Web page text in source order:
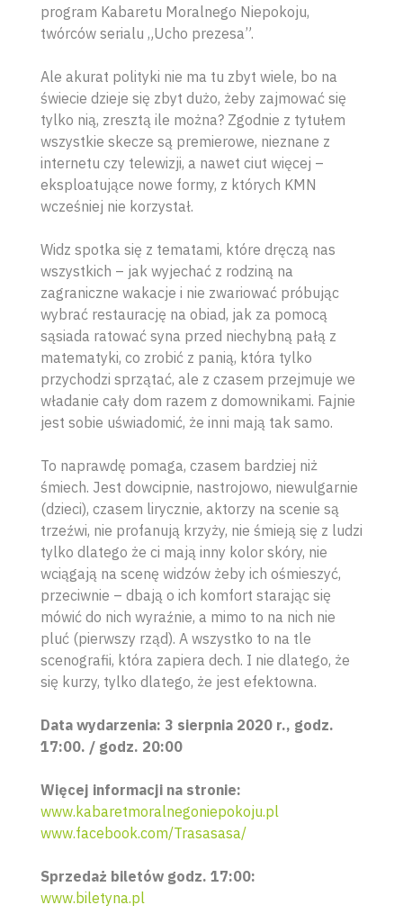
program Kabaretu Moralnego Niepokoju,
twórców serialu „Ucho prezesa”.
Ale akurat polityki nie ma tu zbyt wiele, bo na
świecie dzieje się zbyt dużo, żeby zajmować się
tylko nią, zresztą ile można? Zgodnie z tytułem
wszystkie skecze są premierowe, nieznane z
internetu czy telewizji, a nawet ciut więcej –
eksploatujące nowe formy, z których KMN
wcześniej nie korzystał.
Widz spotka się z tematami, które dręczą nas
wszystkich – jak wyjechać z rodziną na
zagraniczne wakacje i nie zwariować próbując
wybrać restaurację na obiad, jak za pomocą
sąsiada ratować syna przed niechybną pałą z
matematyki, co zrobić z panią, która tylko
przychodzi sprzątać, ale z czasem przejmuje we
władanie cały dom razem z domownikami. Fajnie
jest sobie uświadomić, że inni mają tak samo.
To naprawdę pomaga, czasem bardziej niż
śmiech. Jest dowcipnie, nastrojowo, niewulgarnie
(dzieci), czasem lirycznie, aktorzy na scenie są
trzeźwi, nie profanują krzyży, nie śmieją się z ludzi
tylko dlatego że ci mają inny kolor skóry, nie
wciągają na scenę widzów żeby ich ośmieszyć,
przeciwnie – dbają o ich komfort starając się
mówić do nich wyraźnie, a mimo to na nich nie
pluć (pierwszy rząd). A wszystko to na tle
scenografii, która zapiera dech. I nie dlatego, że
się kurzy, tylko dlatego, że jest efektowna.
Data wydarzenia: 3 sierpnia 2020 r., godz.
17:00. / godz. 20:00
Więcej informacji na stronie:
www.kabaretmoralnegoniepokoju.pl
www.facebook.com/Trasasasa/
Sprzedaż biletów godz. 17:00:
www.biletyna.pl